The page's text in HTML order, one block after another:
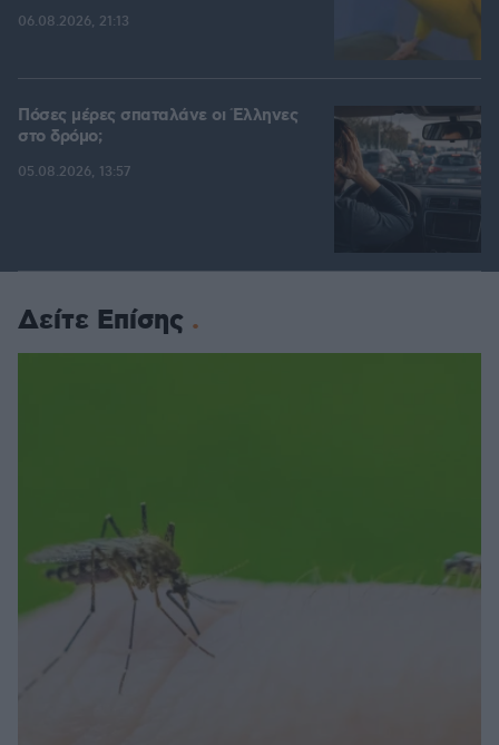
06.08.2026, 21:13
Πόσες μέρες σπαταλάνε οι Έλληνες
στο δρόμο;
05.08.2026, 13:57
Δείτε Επίσης